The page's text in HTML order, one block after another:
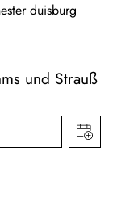
duisburg
und Strauß